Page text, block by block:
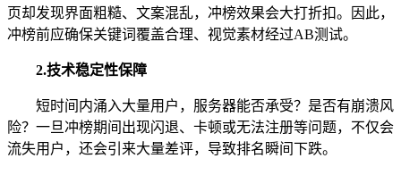
页却发现界面粗糙、文案混乱，冲榜效果会大打折扣。因此，
冲榜前应确保关键词覆盖合理、视觉素材经过AB测试。
2.技术稳定性保障
短时间内涌入大量用户，服务器能否承受？是否有崩溃风
险？一旦冲榜期间出现闪退、卡顿或无法注册等问题，不仅会
流失用户，还会引来大量差评，导致排名瞬间下跌。